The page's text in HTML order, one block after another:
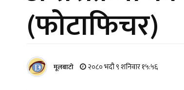
(फोटाफिचर)
मूलबाटाे २०८० भदौ ९ शनिवार १५:५६